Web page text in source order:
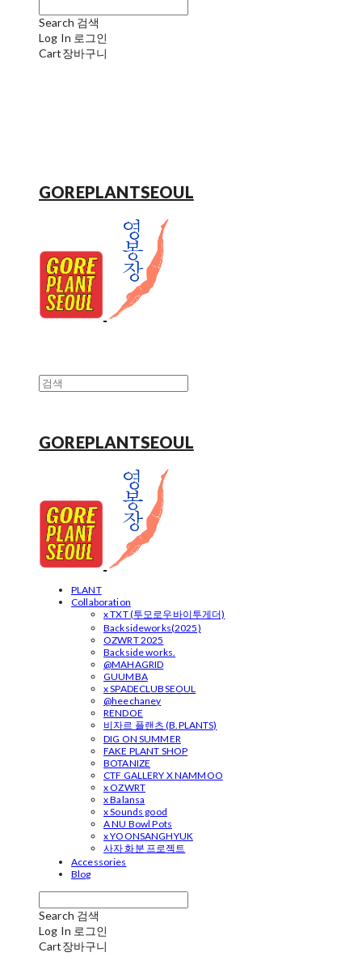
Search 검색
Log In 로그인
Cart장바구니
GOREPLANTSEOUL
GOREPLANTSEOUL
PLANT
Collaboration
x TXT (투모로우바이투게더)
Backsideworks(2025)
OZWRT 2025
Backside works.
@MAHAGRID
GUUMBA
x SPADECLUBSEOUL
@heechaney
RENDOE
비자르 플랜츠 (B.PLANTS)
DIG ON SUMMER
FAKE PLANT SHOP
BOTANIZE
CTF GALLERY X NAMMOO
x OZWRT
x Balansa
x Sounds good
A NU Bowl Pots
x YOONSANGHYUK
사자 화분 프로젝트
Accessories
Blog
Search 검색
Log In 로그인
Cart장바구니